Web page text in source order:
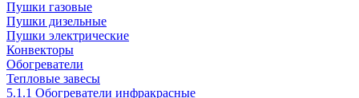
Пушки газовые
Пушки дизельные
Пушки электрические
Конвекторы
Обогреватели
Тепловые завесы
5.1.1 Обогреватели инфракрасные